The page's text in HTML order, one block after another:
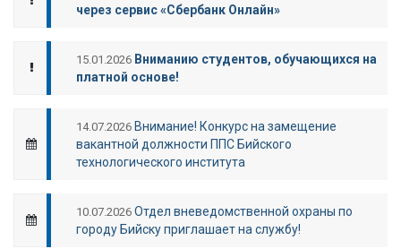
через сервис «Сбербанк Онлайн»
15.01.2026 Вниманию студентов, обучающихся на
платной основе!
14.07.2026 Внимание! Конкурс на замещение
вакантной должности ППС Бийского
технологического института
10.07.2026 Отдел вневедомственной охраны по
городу Бийску приглашает на службу!